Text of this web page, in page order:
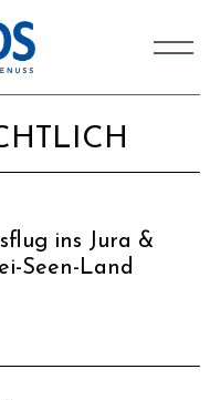
ins Jura &
Seen-Land